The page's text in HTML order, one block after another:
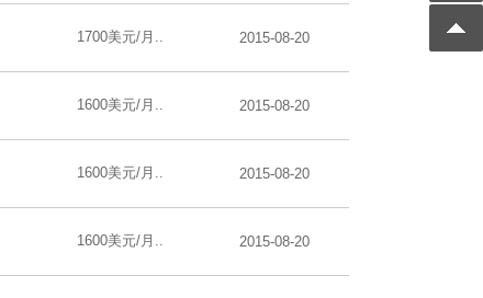
1700美元/月.. 2015-08-20
1600美元/月.. 2015-08-20
1600美元/月.. 2015-08-20
1600美元/月.. 2015-08-20